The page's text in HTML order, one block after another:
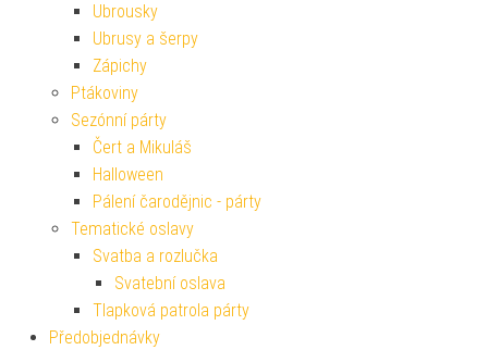
Ubrousky
Ubrusy a šerpy
Zápichy
Ptákoviny
Sezónní párty
Čert a Mikuláš
Halloween
Pálení čarodějnic - párty
Tematické oslavy
Svatba a rozlučka
Svatební oslava
Tlapková patrola párty
Předobjednávky